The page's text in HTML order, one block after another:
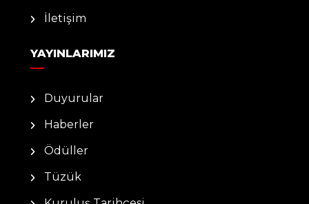
İletişim
YAYINLARIMIZ
Duyurular
Haberler
Ödüller
Tüzük